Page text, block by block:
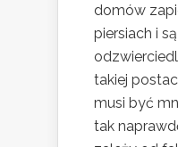
domów
piersiach i
takiej
musi być
tak